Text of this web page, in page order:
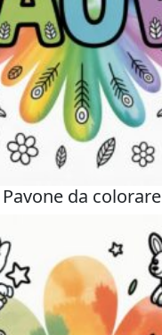
Pavone da colorare